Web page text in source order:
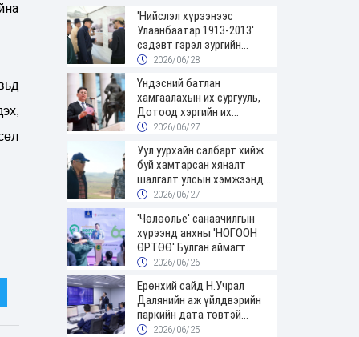
'Нийслэл хүрээнээс
Улаанбаатар 1913-2013'
сэдэвт гэрэл зургийн
үзэсгэлэнгээр зочиллоо
2026/06/28
Үндэсний батлан
хамгаалахын их сургууль,
Дотоод хэргийн их
сургуулийн төгсөгчид
авлаа
2026/06/27
Уул уурхайн салбарт хийж
буй хамтарсан хяналт
шалгалт улсын хэмжээнд
үргэлжилж байна
2026/06/27
'Чөлөөлье' санаачилгын
хүрээнд анхны 'НОГООН
ӨРТӨӨ' Булган аймагт
нээгдлээ
2026/06/26
Ерөнхий сайд Н.Учрал
Далянийн аж үйлдвэрийн
паркийн дата төвтэй
танилцав
2026/06/25